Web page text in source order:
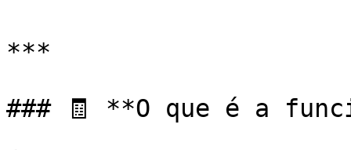
***
### 🧾 **O que é a